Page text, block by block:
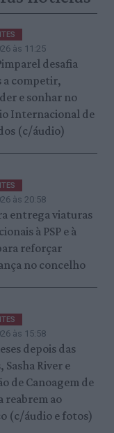
às 11:25
desafia
a competir,
e sonhar no
Internacional de
(c/áudio)
às 20:58
entrega viaturas
à PSP e à
reforçar
no concelho
às 15:58
depois das
Sasha River e
de Canoagem de
reabrem ao
(c/áudio e fotos)